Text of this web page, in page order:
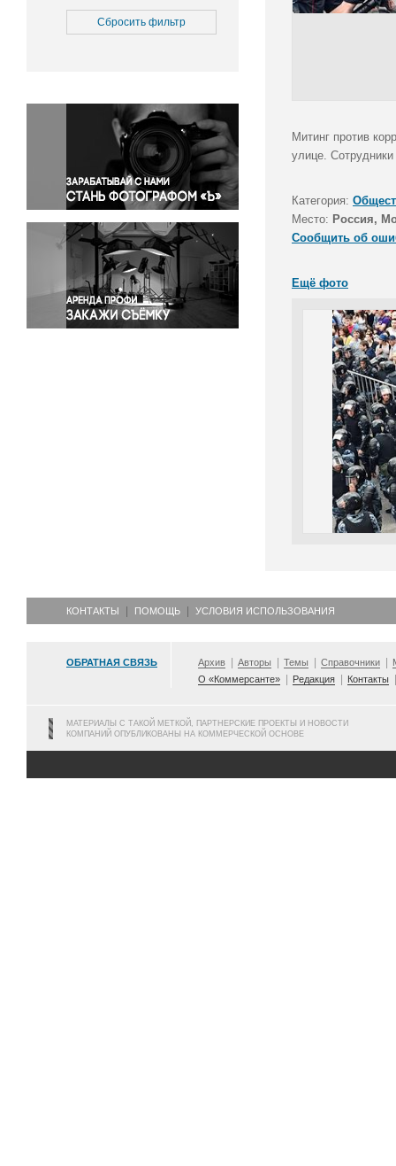
Медицина
Окружающая среда
Политика
Правосудие
Происшествия и конфликты
Религия
Светская жизнь
Спорт
Экология
Экономика и бизнес
Сбросить фильтр
Митинг против
улице.
Категория:
Место: Россия,
Сообщить об
Ещё фото
КОНТАКТЫ ПОМОЩЬ УСЛОВИЯ ИСПОЛЬЗОВАНИЯ
ОБРАТНАЯ СВЯЗЬ Архив Авторы Темы Справочники
О «Коммерсанте»
Редакция Контакты
МАТЕРИАЛЫ С ТАКОЙ МЕТКОЙ, ПАРТНЕРСКИЕ ПРОЕКТЫ И НОВОСТИ
КОМПАНИЙ ОПУБЛИКОВАНЫ НА КОММЕРЧЕСКОЙ ОСНОВЕ